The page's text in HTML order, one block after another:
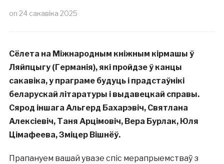
on 24 сакавіка 2025
Сёлета на Міжнародным кніжным кірмашы ў
Ляйпцыгу (Германія), які пройдзе ў канцы
сакавіка, у праграме будуць і прадстаўнікі
беларускай літаратуры і выдавецкай справы.
Сярод іншага Альгерд Бахарэвіч, Святлана
Алексіевіч, Таня Арцімовіч, Вера Бурлак, Юля
Цімафеева, Зміцер Вішнёў.
Прапануем вашай увазе спіс мерапрыемстваў з